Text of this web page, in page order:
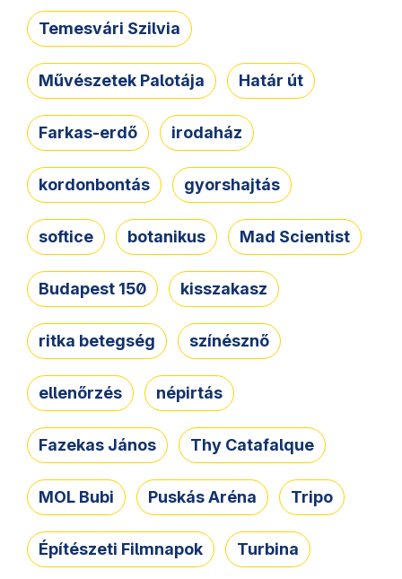
Temesvári Szilvia
Művészetek Palotája Határ út
Farkas-erdő irodaház
kordonbontás gyorshajtás
softice botanikus Mad Scientist
Budapest 150 kisszakasz
ritka betegség színésznő
ellenőrzés népirtás
Fazekas János Thy Catafalque
MOL Bubi Puskás Aréna Tripo
Építészeti Filmnapok Turbina